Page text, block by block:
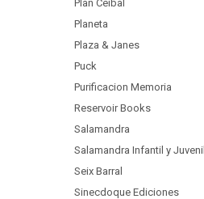
Plan Ceibal
Planeta
Plaza & Janes
Puck
Purificacion Memoria
Reservoir Books
Salamandra
Salamandra Infantil y Juvenil
Seix Barral
Sinecdoque Ediciones